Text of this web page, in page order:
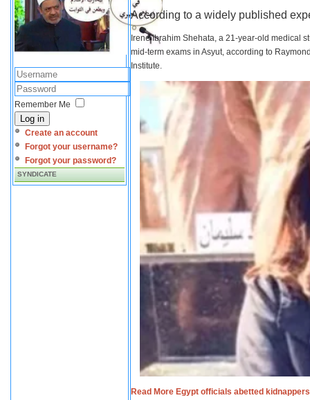
Remember Me
Log in
Create an account
Forgot your username?
Forgot your password?
SYNDICATE
According to a widely published
Irene Ibrahim Shehata, a 21-year-old medical
mid-term exams in Asyut, according to
Institute.
Read More Egypt officials abetted